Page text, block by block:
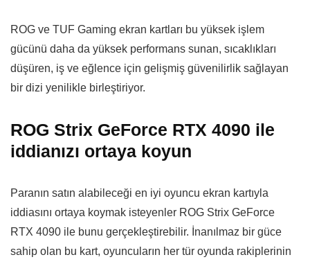
ROG ve TUF Gaming ekran kartları bu yüksek işlem
gücünü daha da yüksek performans sunan, sıcaklıkları
düşüren, iş ve eğlence için gelişmiş güvenilirlik sağlayan
bir dizi yenilikle birleştiriyor.
ROG Strix GeForce RTX 4090 ile
iddianızı ortaya koyun
Paranın satın alabileceği en iyi oyuncu ekran kartıyla
iddiasını ortaya koymak isteyenler ROG Strix GeForce
RTX 4090 ile bunu gerçekleştirebilir. İnanılmaz bir güce
sahip olan bu kart, oyuncuların her tür oyunda rakiplerinin